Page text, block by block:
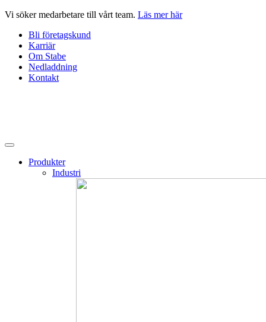
Hoppa
innehåll
Vi söker medarbetare till vårt team. Läs mer här
Bli företagskund
Karriär
Om Stabe
Nedladdning
Kontakt
Produkter
Industri